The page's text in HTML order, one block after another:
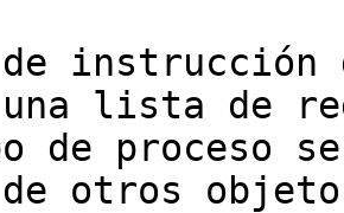
de
lista de
de proceso
otros